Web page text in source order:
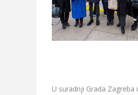
U suradnji Grada Zagreba i